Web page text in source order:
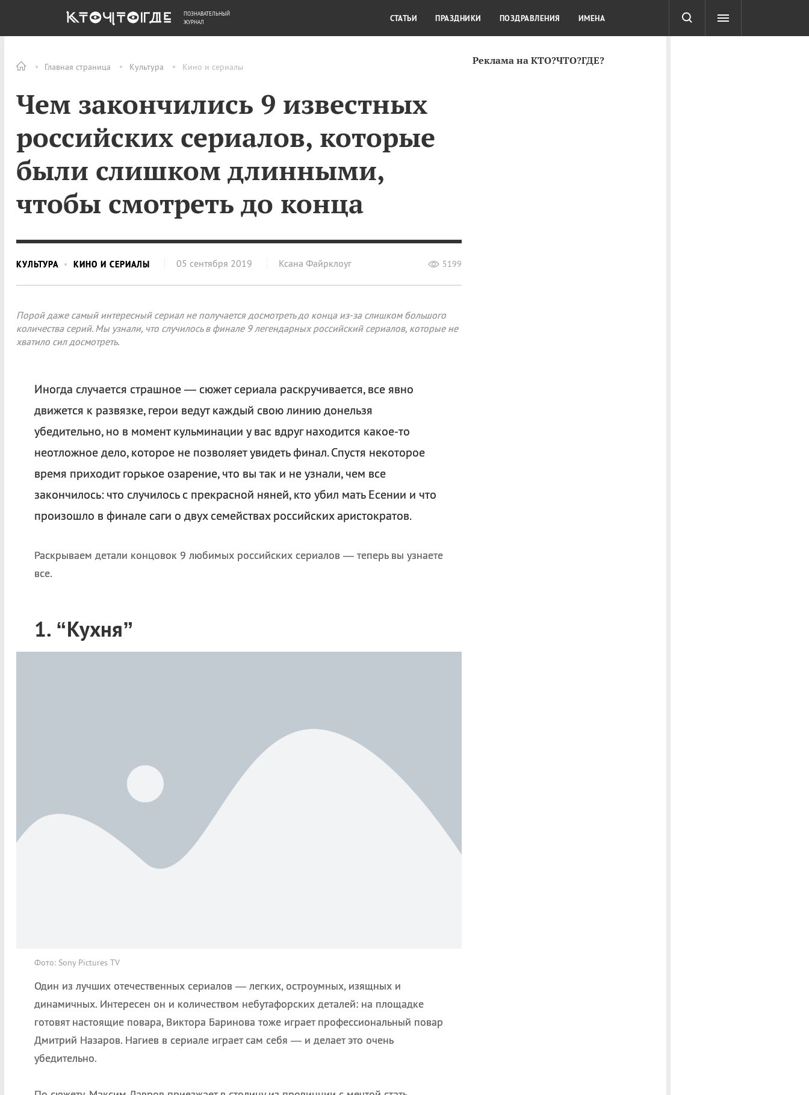
Главная страница Культура Кино и сериалы
Чем закончились 9 известных
российских сериалов, которые
были слишком длинными,
чтобы смотреть до конца
КУЛЬТУРА КИНО И СЕРИАЛЫ 05 сентября 2019 Ксана Файрклоуг 5199
Порой даже самый интересный сериал не получается досмотреть до конца из-за слишком большого
количества серий. Мы узнали, что случилось в финале 9 легендарных российский сериалов, которые не
хватило сил досмотреть.
Иногда случается страшное — сюжет сериала раскручивается, все явно
движется к развязке, герои ведут каждый свою линию донельзя
убедительно, но в момент кульминации у вас вдруг находится какое-то
неотложное дело, которое не позволяет увидеть финал. Спустя некоторое
время приходит горькое озарение, что вы так и не узнали, чем все
закончилось: что случилось с прекрасной няней, кто убил мать Есении и что
произошло в финале саги о двух семействах российских аристократов.
Раскрываем детали концовок 9 любимых российских сериалов — теперь вы узнаете
все.
1. “Кухня”
Фото: Sony Pictures TV
Один из лучших отечественных сериалов — легких, остроумных, изящных и
динамичных. Интересен он и количеством небутафорских деталей: на площадке
готовят настоящие повара, Виктора Баринова тоже играет профессиональный повар
Дмитрий Назаров. Нагиев в сериале играет сам себя — и делает это очень
убедительно.
Реклама на КТО?ЧТО?ГДЕ?
ОБЩЕСТВО ДЕНЬГИ КУЛЬТУРА КРАСОТА ТЕСТЫ
ПОЗНАВАТЕЛЬНЫЙ
ЖУРНАЛ
СТАТЬИ ПРАЗДНИКИ ПОЗДРАВЛЕНИЯ ИМЕНА